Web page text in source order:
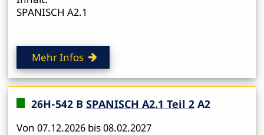
SPANISCH A2.1
Mehr Infos
26H-542 B SPANISCH A2.1 Teil 2A2
Von 07.12.2026 bis 08.02.2027